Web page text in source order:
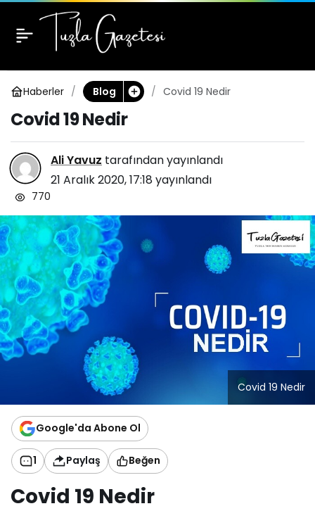
Haberler Blog Covid 19 Nedir
Covid 19 Nedir
Ali Yavuz tarafından yayınlandı
21 Aralık 2020, 17:18 yayınlandı
770
Covid 19 Nedir
Google'da Abone Ol
1 Paylaş Beğen
Covid 19 Nedir
Covid 19 Nedir